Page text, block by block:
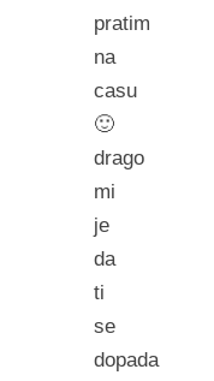
pratim
na
casu
🙂
drago
mi
je
da
ti
se
dopada